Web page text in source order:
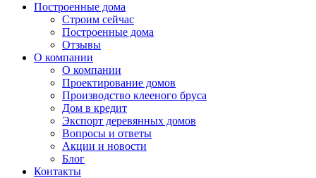
Построенные дома
Строим сейчас
Построенные дома
Отзывы
О компании
О компании
Проектирование домов
Производство клееного бруса
Дом в кредит
Экспорт деревянных домов
Вопросы и ответы
Акции и новости
Блог
Контакты